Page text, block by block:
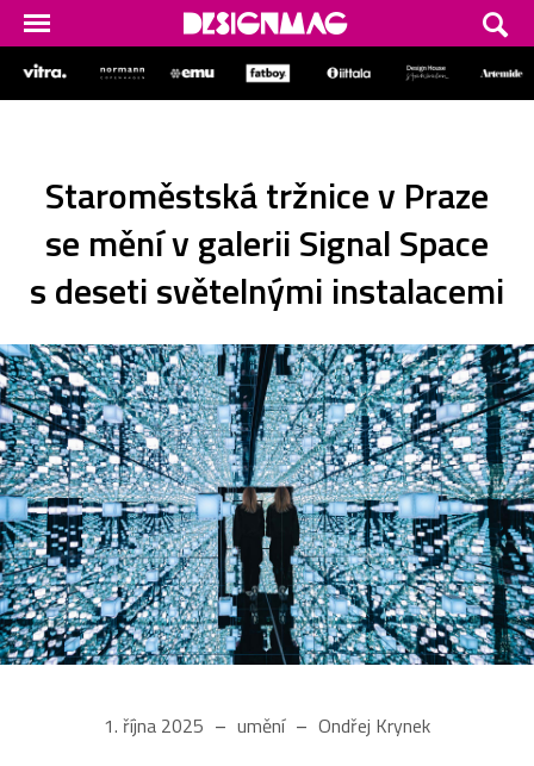
Staroměstská tržnice v Praze
se mění v galerii Signal Space
s deseti světelnými instalacemi
1. října 2025 umění Ondřej Krynek